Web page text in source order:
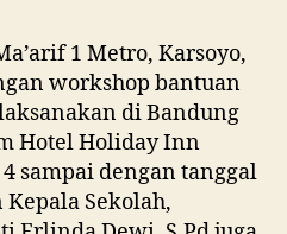
1 Metro, Karsoyo,
workshop bantuan
di Bandung
Hotel Holiday Inn
sampai dengan tanggal
Kepala Sekolah,